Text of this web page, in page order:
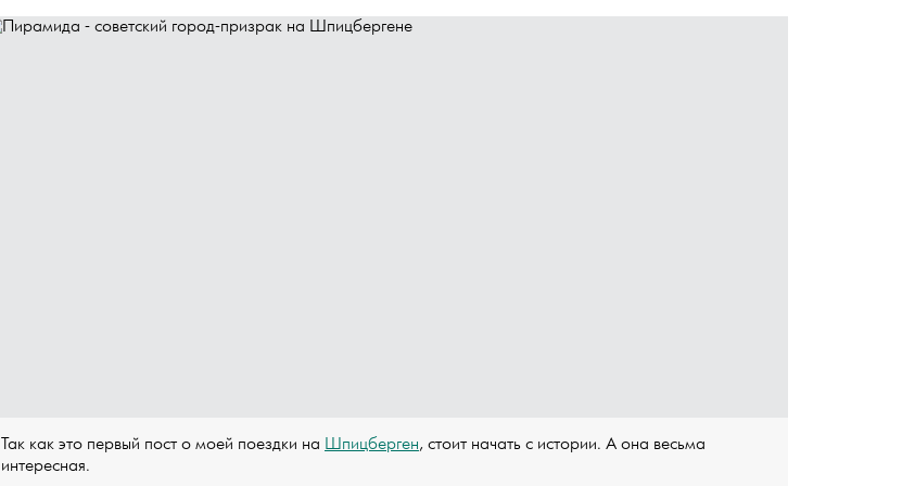
Так как это первый пост о моей поездки на Шпицберген, стоит начать с истории. А она весьма
интересная.